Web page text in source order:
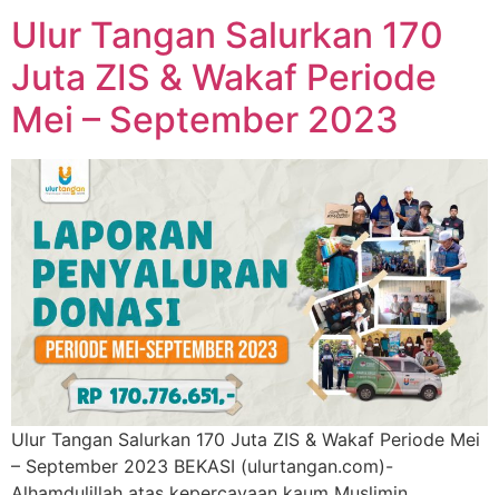
Ulur Tangan Salurkan 170
Juta ZIS & Wakaf Periode
Mei – September 2023
Ulur Tangan Salurkan 170 Juta ZIS & Wakaf Periode Mei
– September 2023 BEKASI (ulurtangan.com)-